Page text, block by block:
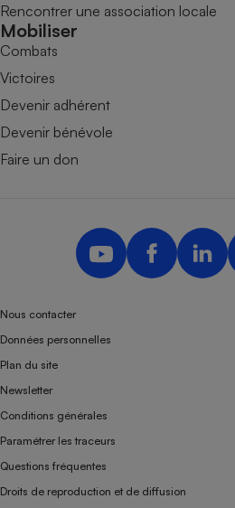
Rencontrer une association locale
Mobiliser
Combats
Victoires
Devenir adhérent
Devenir bénévole
Faire un don
Nous contacter
Données personnelles
Plan du site
Newsletter
Conditions générales
Paramétrer les traceurs
Questions fréquentes
Droits de reproduction et de diffusion